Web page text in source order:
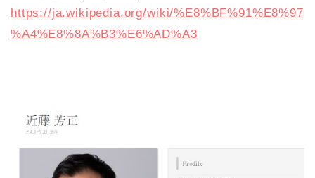
https://ja.wikipedia.org/wiki/%E8%BF%91%E8%97
%A4%E8%8A%B3%E6%AD%A3